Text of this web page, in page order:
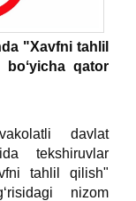
"Xavfni tahlil
qator
davlat
tekshiruvlar
tahlil qilish"
nizom